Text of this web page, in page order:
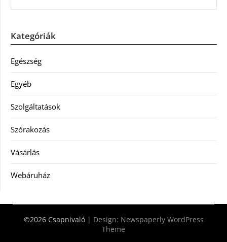
Kategóriák
Egészség
Egyéb
Szolgáltatások
Szórakozás
Vásárlás
Webáruház
©2026 Csapnivaló | Design: Newspaperly WordPress
Theme